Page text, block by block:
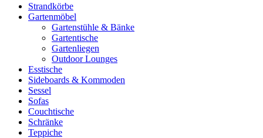
Strandkörbe
Gartenmöbel
Gartenstühle & Bänke
Gartentische
Gartenliegen
Outdoor Lounges
Esstische
Sideboards & Kommoden
Sessel
Sofas
Couchtische
Schränke
Teppiche